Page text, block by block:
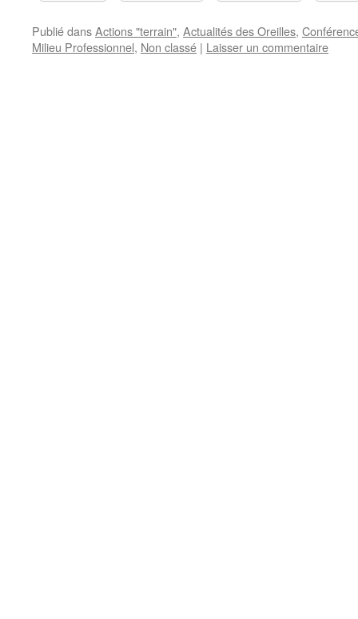
Publié dansActions "terrain", Actualités des Oreilles,
Milieu Professionnel, Non classé | Laisser un commentaire